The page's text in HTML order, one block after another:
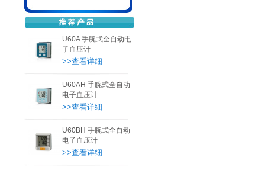
U60A 手腕式全自动电
子血压计
>>查看详细
U60AH 手腕式全自动
电子血压计
>>查看详细
U60BH 手腕式全自动
电子血压计
>>查看详细